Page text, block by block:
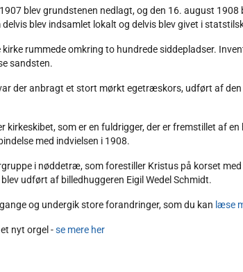
blev grundstenen nedlagt, og den 16. august
delvis blev indsamlet lokalt og delvis blev givet i
kirke rummede omkring to hundrede siddepladser.
sandsten.
der anbragt et stort mørkt egetræskors, udført af
som er en fuldrigger, der er fremstillet af
med indvielsen i 1908.
i nøddetræ, som forestiller Kristus på korset
udført af billedhuggeren Eigil Wedel Schmidt.
og undergik store forandringer, som du kan læse
nyt orgel -se mere her